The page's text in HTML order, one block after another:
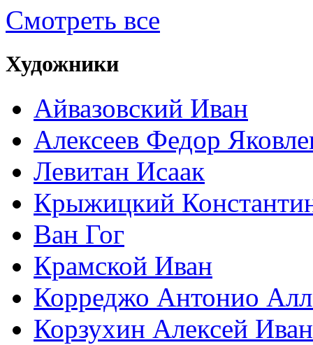
Смотреть все
Художники
Айвазовский Иван
Алексеев Федор
Левитан Исаак
Крыжицкий
Ван Гог
Крамской Иван
Корреджо Антонио
Корзухин Алексей